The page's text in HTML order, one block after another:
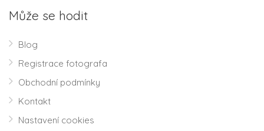
Může se hodit
Blog
Registrace fotografa
Obchodní podmínky
Kontakt
Nastavení cookies